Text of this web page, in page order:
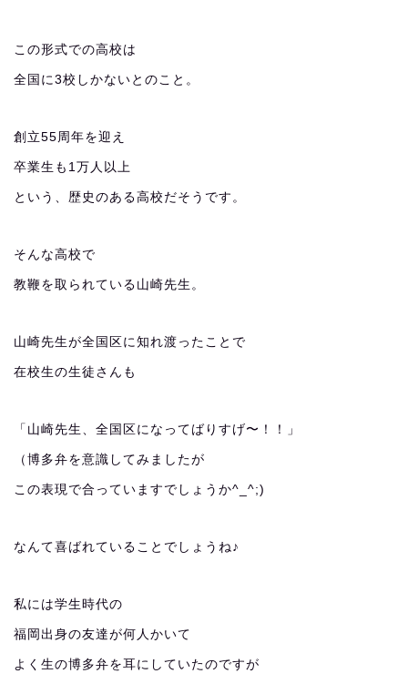
この形式での高校は
全国に3校しかないとのこと。
創立55周年を迎え
卒業生も1万人以上
という、歴史のある高校だそうです。
そんな高校で
教鞭を取られている山崎先生。
山崎先生が全国区に知れ渡ったことで
在校生の生徒さんも
「山崎先生、全国区になってばりすげ〜！！」
（博多弁を意識してみましたが
この表現で合っていますでしょうか^_^;)
なんて喜ばれていることでしょうね♪
私には学生時代の
福岡出身の友達が何人かいて
よく生の博多弁を耳にしていたのですが